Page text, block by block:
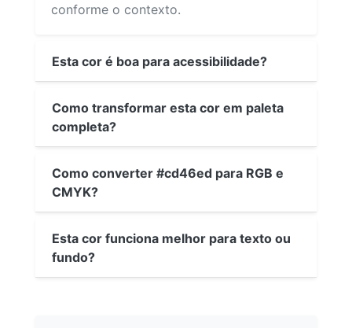
conforme o contexto.
Esta cor é boa para acessibilidade?
Como transformar esta cor em paleta
completa?
Como converter #cd46ed para RGB e
CMYK?
Esta cor funciona melhor para texto ou
fundo?